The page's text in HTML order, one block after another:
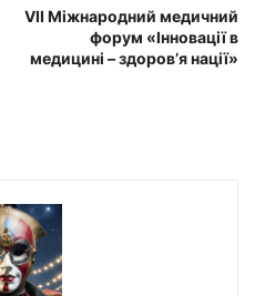
VII Міжнародний медичний
форум «Інновації в
медицині – здоров’я нації»